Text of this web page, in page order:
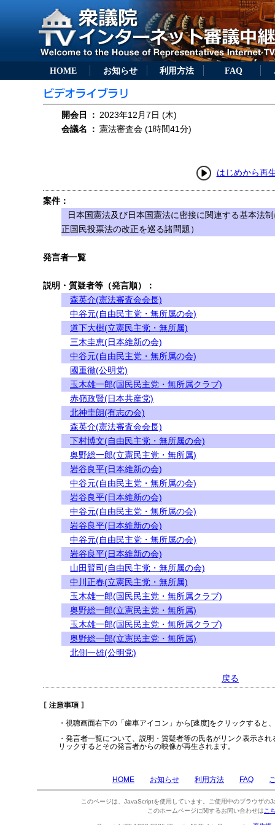
HOME お知らせ 利用方法 FAQ
開会日 ： 2023年12月7日 (木)
会議名
： 憲法審査会 (1時間41分)
はじめから再
案件：
日本国憲法及び日本国憲法に密接に関連する基本法
正国民投票法の改正を巡る諸問題）
発言者一覧
説明・質疑者等（発言順）：
森英介(憲法審査会会長)
中谷元(自由民主党・無所属の会)
道下大樹(立憲民主党・無所属)
三木圭恵(日本維新の会)
中谷元(自由民主党・無所属の会)
國重徹(公明党)
玉木雄一郎(国民民主党・無所属クラブ)
赤嶺政賢(日本共産党)
北神圭朗(有志の会)
森英介(憲法審査会会長)
下村博文(自由民主党・無所属の会)
奥野総一郎(立憲民主党・無所属)
岩谷良平(日本維新の会)
中谷元(自由民主党・無所属の会)
岩谷良平(日本維新の会)
中谷元(自由民主党・無所属の会)
岩谷良平(日本維新の会)
中谷元(自由民主党・無所属の会)
岩谷良平(日本維新の会)
山田賢司(自由民主党・無所属の会)
中川正春(立憲民主党・無所属)
玉木雄一郎(国民民主党・無所属クラブ)
奥野総一郎(立憲民主党・無所属)
玉木雄一郎(国民民主党・無所属クラブ)
奥野総一郎(立憲民主党・無所属)
北側一雄(公明党)
戻る
・視聴画面右下の「歯車アイコン」から[速度]をクリックすると
・発言者一覧について、説明・質疑者等の氏名がリンク表示さ
リックするとその発言者からの映像が再生されます。
HOME お知らせ 利用方法 FAQ
このページは、JavaScriptを使用しています。ご使用中のブラウザの
このホームページに関するお問い合わせは こ